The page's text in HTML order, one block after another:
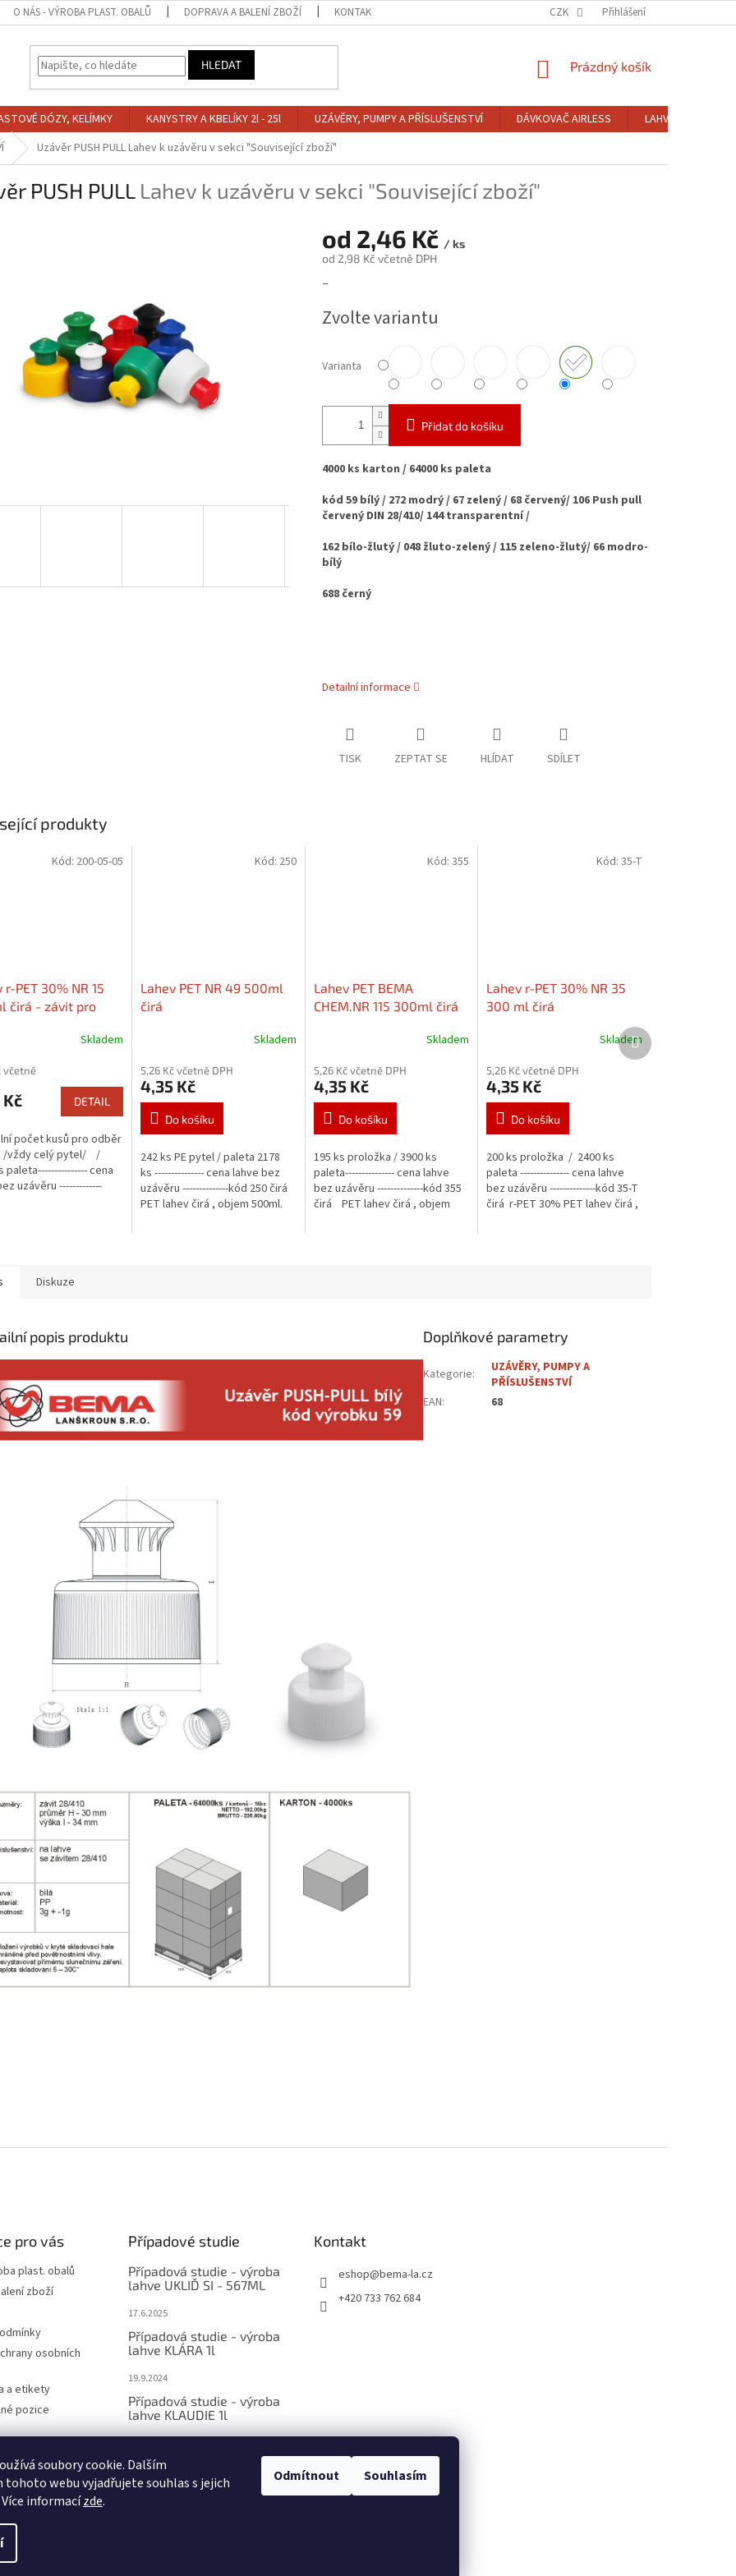
soubory cookie. Dalším
tohoto webu vyjadřujete souhlas s jejich
informacízde.
Odmítnout Souhlasím
O NÁS - VÝROBA PLAST. OBALŮ DOPRAVA A BALENÍ ZBOŽÍ KONTAKTY PODMÍNKY OCHRANY OSOBNÍCH ÚDAJŮ
CZK Přihlášení
HLEDAT
NÁKUPNÍ
Prázdný košík
DÓZY, KELÍMKY KANYSTRY A KBELÍKY 2l - 25l UZÁVĚRY, PUMPY A PŘÍSLUŠENSTVÍ DÁVKOVAČ AIRLESS
LAHVE DLE
Uzávěr PUSH PULLLahev k uzávěru v sekci "Související zboží"
PUSH PULL Lahev k uzávěru v sekci "Související zboží"
od 2,46 Kč / ks
od 2,98 Kčvčetně DPH
Měrná
–
Zvolte variantu
Varianta
Přidat do košíku
4000 ks karton / 64000 ks paleta
kód 59 bílý / 272 modrý / 67 zelený / 68 červený/ 106 Push pull
červený DIN 28/410/ 144 transparentní /
162 bílo-žlutý / 048 žluto-zelený / 115 zeleno-žlutý/ 66 modro-
bílý
688 černý
Detailní informace
TISK ZEPTAT SE HLÍDAT SDÍLET
produkty
r-PET 30% NR 15
čirá - závit pro
Skladem
včetně
DETAIL
počet kusů pro odběr
/vždy celý pytel/ /
paleta--------------- cena
uzávěru -------------
Kód: 200-05-05
Lahev PET NR 49 500ml
čirá
Skladem
5,26 Kč včetně DPH
4,35 Kč
Do košíku
242 ks PE pytel / paleta 2178
ks --------------- cena lahve bez
uzávěru --------------kód 250 čirá
PET lahev čirá , objem 500ml.
Kód: 250
Lahev PET BEMA
CHEM.NR 115 300ml čirá
Skladem
5,26 Kč včetně DPH
4,35 Kč
Do košíku
195 ks proložka / 3900 ks
paleta--------------- cena lahve
bez uzávěru --------------kód 355
čirá PET lahev čirá , objem
Kód:355
Lahev r-PET 30% NR 35
300 ml čirá
Skladem
5,26 Kč včetně DPH
4,35 Kč
Do košíku
200 ks proložka / 2400 ks
paleta --------------- cena lahve
bez uzávěru --------------kód 35-T
čirá r-PET 30% PET lahev čirá ,
Kód: 35-T
Další
produkt
Diskuze
popis produktu Doplňkové parametry
Kategorie:
UZÁVĚRY, PUMPY A
PŘÍSLUŠENSTVÍ
EAN: 68
pro vás
plast. obalů
zboží
osobních
a etikety
pozice
Případové studie
Případová studie - výroba
lahve UKLIĎ SI - 567ML
17.6.2025
Případová studie - výroba
lahve KLÁRA 1l
19.9.2024
Případová studie - výroba
lahve KLAUDIE 1l
Kontakt
eshop@bema-la.cz
+420 733 762 684